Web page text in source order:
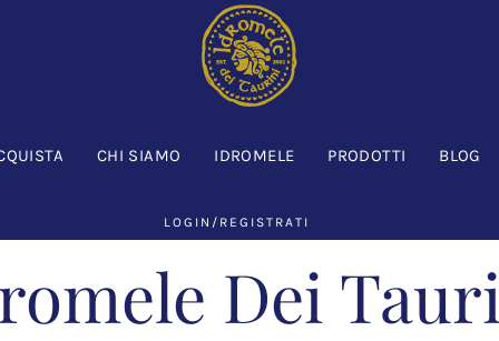
CHI SIAMO IDROMELE PRODOTTI BLOG
LOGIN/REGISTRATI
Dei